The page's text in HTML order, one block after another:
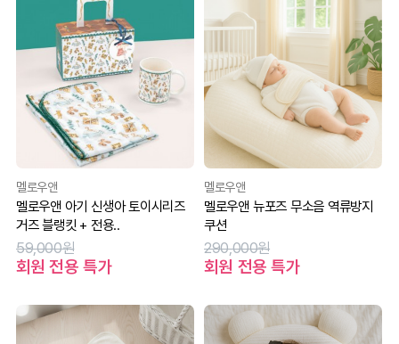
멜로우앤
멜로우앤 아기 신생아 토이시리즈
거즈 블랭킷 + 전용..
59,000원
회원 전용 특가
멜로우앤
멜로우앤 뉴포즈 무소음 역류방지
쿠션
290,000원
회원 전용 특가